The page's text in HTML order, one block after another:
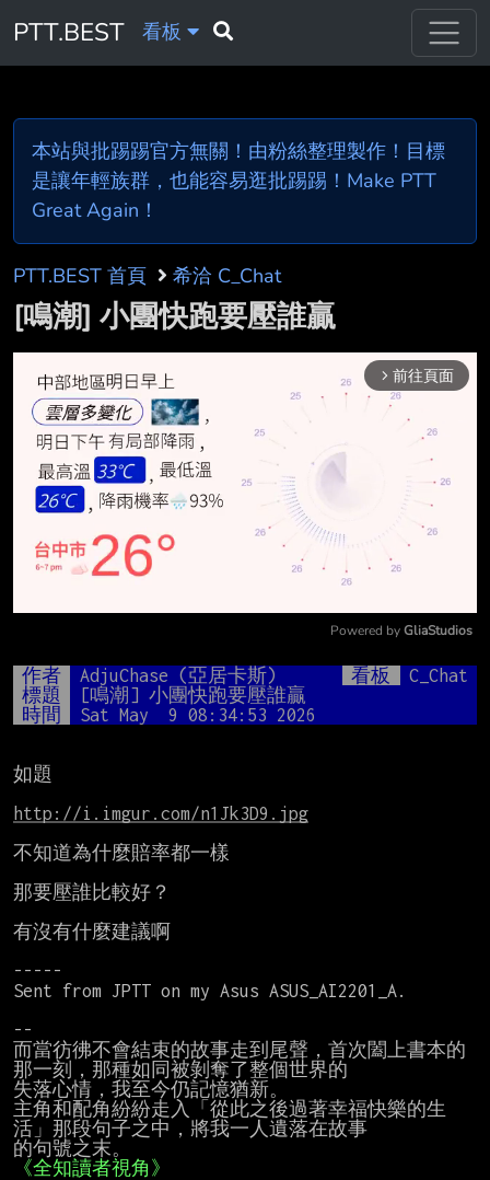
PTT.BEST 看板
本站與批踢踢官方無關！由粉絲整理製作！目標
是讓年輕族群，也能容易逛批踢踢！Make PTT
Great Again！
PTT.BEST 首頁 希洽 C_Chat
[鳴潮] 小團快跑要壓誰贏
arrow_forward_ios 前往頁面
Mute
Powered by GliaStudios
作者 AdjuChase (亞居卡斯) 看板
C_Chat
標題
[鳴潮] 小團快跑要壓誰贏
時間
Sat May  9 08:34:53 2026
如題
http://i.imgur.com/n1Jk3D9.jpg
不知道為什麼賠率都一樣
那要壓誰比較好？
有沒有什麼建議啊
-----
Sent from JPTT on my Asus ASUS_AI2201_A.
--
而當彷彿不會結束的故事走到尾聲，首次闔上書本的
那一刻，那種如同被剝奪了整個世界的
失落心情，我至今仍記憶猶新。
主角和配角紛紛走入「從此之後過著幸福快樂的生
活」那段句子之中，將我一人遺落在故事
《全知讀者視角》